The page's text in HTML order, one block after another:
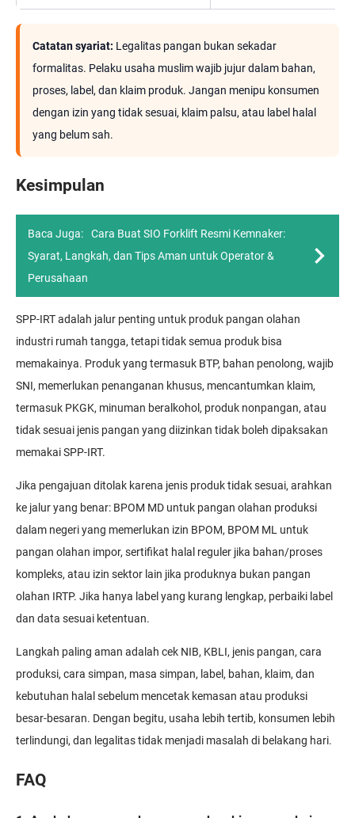
Catatan syariat: Legalitas pangan bukan sekadar
formalitas. Pelaku usaha muslim wajib jujur dalam bahan,
proses, label, dan klaim produk. Jangan menipu konsumen
dengan izin yang tidak sesuai, klaim palsu, atau label halal
yang belum sah.
Kesimpulan
Baca Juga:
Cara Buat SIO Forklift Resmi Kemnaker:
Syarat, Langkah, dan Tips Aman untuk Operator &
Perusahaan
SPP-IRT adalah jalur penting untuk produk pangan olahan
industri rumah tangga, tetapi tidak semua produk bisa
memakainya. Produk yang termasuk BTP, bahan penolong, wajib
SNI, memerlukan penanganan khusus, mencantumkan klaim,
termasuk PKGK, minuman beralkohol, produk nonpangan, atau
tidak sesuai jenis pangan yang diizinkan tidak boleh dipaksakan
memakai SPP-IRT.
Jika pengajuan ditolak karena jenis produk tidak sesuai, arahkan
ke jalur yang benar: BPOM MD untuk pangan olahan produksi
dalam negeri yang memerlukan izin BPOM, BPOM ML untuk
pangan olahan impor, sertifikat halal reguler jika bahan/proses
kompleks, atau izin sektor lain jika produknya bukan pangan
olahan IRTP. Jika hanya label yang kurang lengkap, perbaiki label
dan data sesuai ketentuan.
Langkah paling aman adalah cek NIB, KBLI, jenis pangan, cara
produksi, cara simpan, masa simpan, label, bahan, klaim, dan
kebutuhan halal sebelum mencetak kemasan atau produksi
besar-besaran. Dengan begitu, usaha lebih tertib, konsumen lebih
terlindungi, dan legalitas tidak menjadi masalah di belakang hari.
FAQ